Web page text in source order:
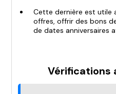
Cette dernière est utile
offres, offrir des bons
de dates anniversaires
Vérifications